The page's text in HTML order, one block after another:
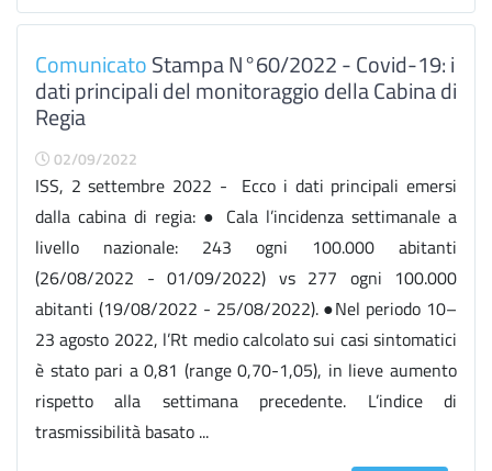
ComunicatoStampa N°60/2022 - Covid-19: i
dati principali del monitoraggio della Cabina di
Regia
02/09/2022
ISS, 2 settembre 2022 - Ecco i dati principali emersi
dalla cabina di regia: ● Cala l’incidenza settimanale a
livello nazionale: 243 ogni 100.000 abitanti
(26/08/2022 - 01/09/2022) vs 277 ogni 100.000
abitanti (19/08/2022 - 25/08/2022). ●Nel periodo 10–
23 agosto 2022, l’Rt medio calcolato sui casi sintomatici
è stato pari a 0,81 (range 0,70-1,05), in lieve aumento
rispetto alla settimana precedente. L’indice di
trasmissibilità basato ...